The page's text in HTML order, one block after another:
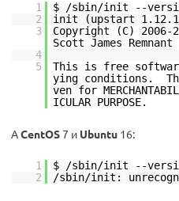
1
$ /sbin/init --
2
init (upstart
3
Copyright (C) 2006-
Scott James Remnant
4
5
This is free
ying conditions.
ven for
ICULAR PURPOSE.
АCentOS7 и Ubuntu 16:
1
$ /sbin/init --
2
/sbin/init: